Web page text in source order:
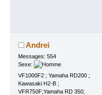
Andrei
Messages: 554
Sexe:
VF1000F2 ; Yamaha RD200 ;
Kawasaki H2-B ;
VFR750F;Yamaha RD 350;